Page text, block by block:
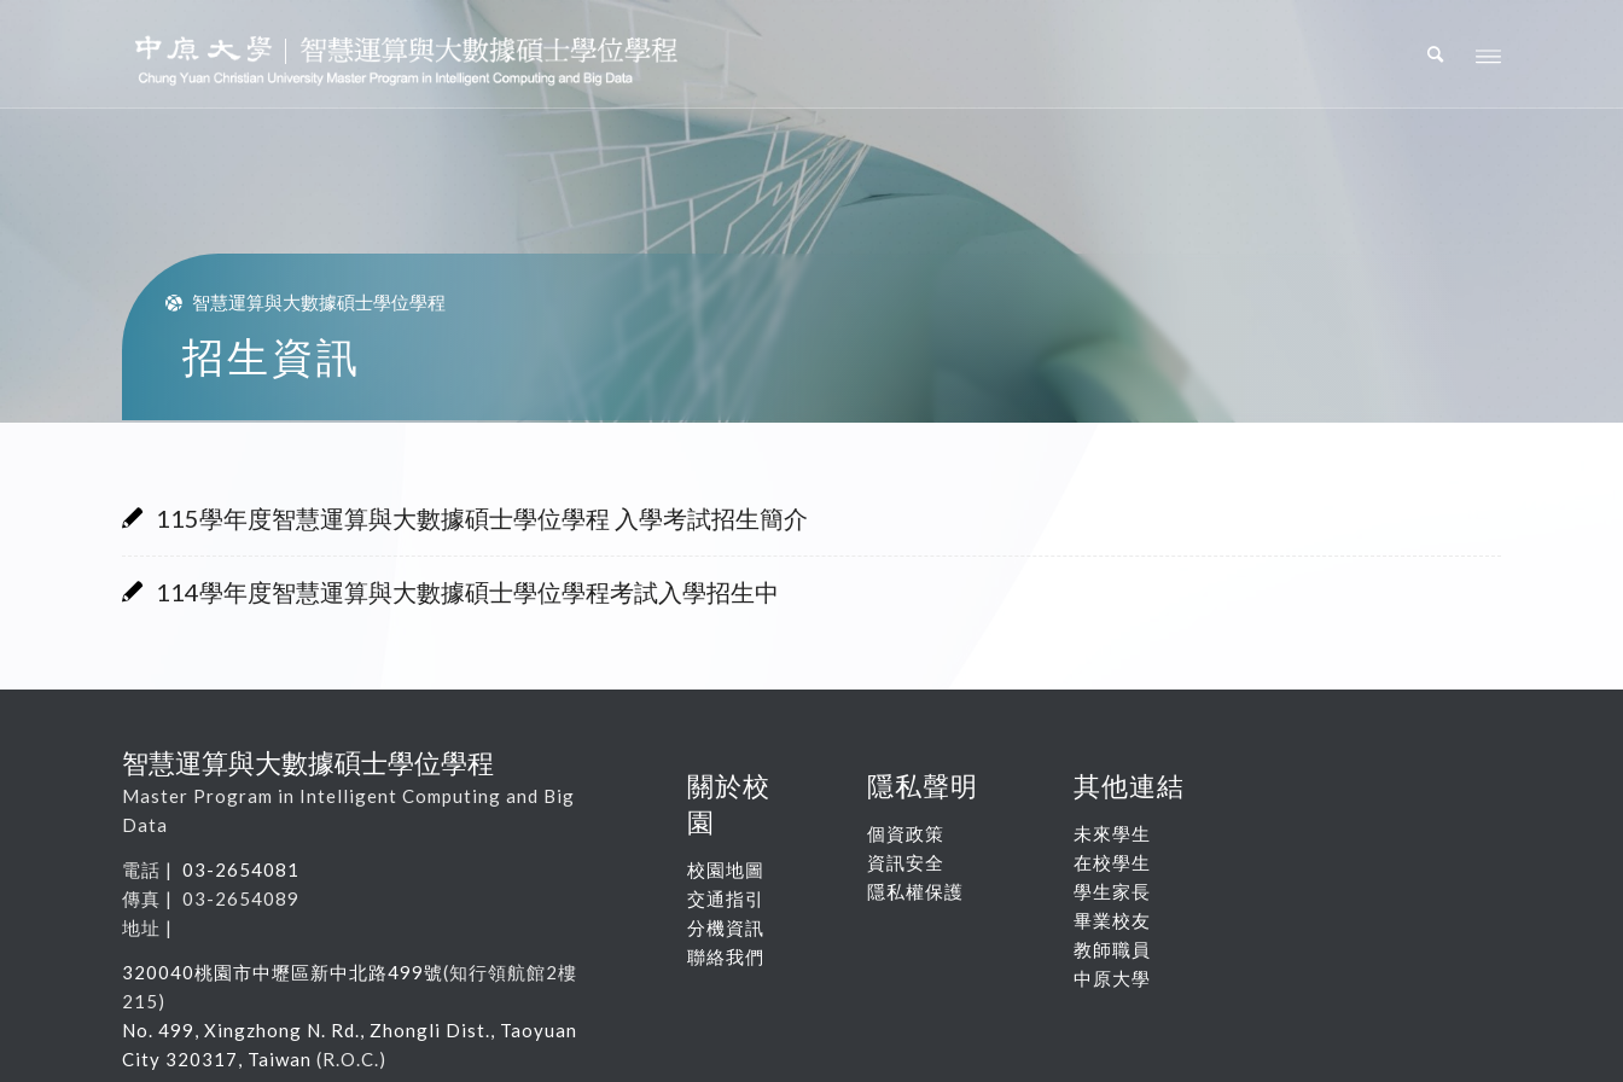
智慧運算與大數據碩士學位學程
招生資訊
115學年度智慧運算與大數據碩士學位學程 入學考試招生簡介
114學年度智慧運算與大數據碩士學位學程考試入學招生中
智慧運算與大數據碩士學位學程
Master Program in Intelligent Computing and Big
Data
電話 | 03-2654081
傳真 | 03-2654089
地址 |
320040桃園市中壢區新中北路499號(知行領航館2樓
215)
No. 499, Xingzhong N. Rd., Zhongli Dist., Taoyuan
City 320317, Taiwan (R.O.C.)
關於校
園
校園地圖
交通指引
分機資訊
聯絡我們
隱私聲明
個資政策
資訊安全
隱私權保護
其他連結
未來學生
在校學生
學生家長
畢業校友
教師職員
中原大學